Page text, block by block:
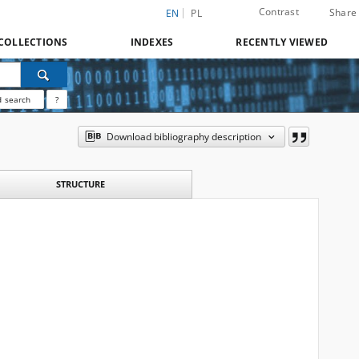
EN PL Contrast Share
INDEXES RECENTLY VIEWED
search ?
Download bibliography description
STRUCTURE